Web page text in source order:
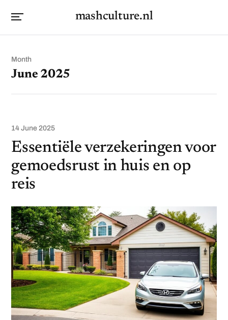
mashculture.nl
Month
June 2025
14 June 2025
Essentiële verzekeringen voor
gemoedsrust in huis en op
reis